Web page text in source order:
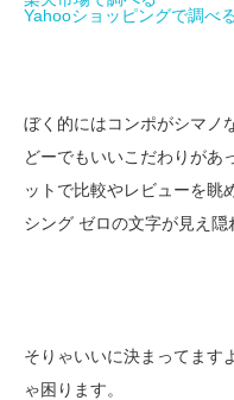
Yahooショッピングで調べ
ぼく的にはコンポがシマノ
どーでもいいこだわりがあ
ットで比較やレビューを眺
シング ゼロの文字が見え隠
そりゃいいに決まってます
ゃ困ります。